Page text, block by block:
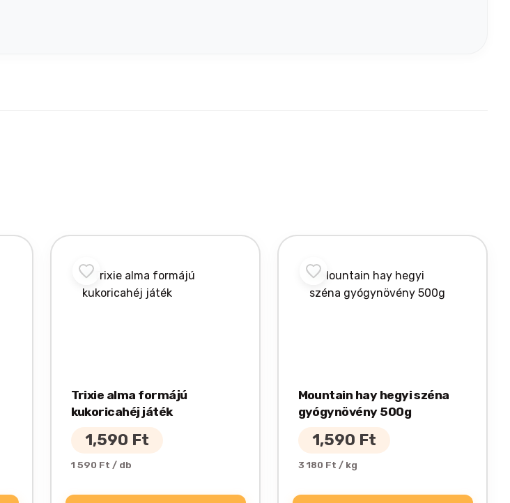
Trixie alma formájú
kukoricahéj játék
1,590 Ft
1 590 Ft / db
Mountain hay hegyi széna
gyógynövény 500g
1,590 Ft
3 180 Ft / kg